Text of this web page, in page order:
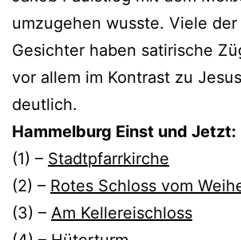
umzugehen wusste. Viele
Gesichter haben satirische
vor allem im Kontrast zu
deutlich.
Hammelburg Einst und Jetzt:
(1) – Stadtpfarrkirche
(2) – Rotes Schloss vom
(3) – Am Kellereischloss